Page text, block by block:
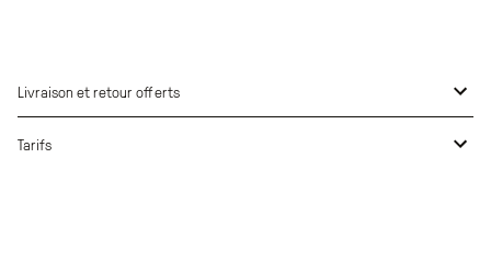
Livraison et retour offerts
Tarifs